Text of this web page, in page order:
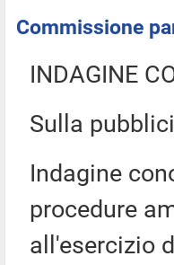
Commissione
INDAGINE
Sulla
Indagine
procedure
all'esercizio